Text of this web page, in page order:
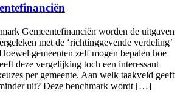
Gemeentefinanciën worden de uitgaven
met de ‘richtinggevende verdeling’
gemeenten zelf mogen bepalen hoe
deze vergelijking toch een interessant
per gemeente. Aan welk taakveld geeft
uit? Deze benchmark wordt […]